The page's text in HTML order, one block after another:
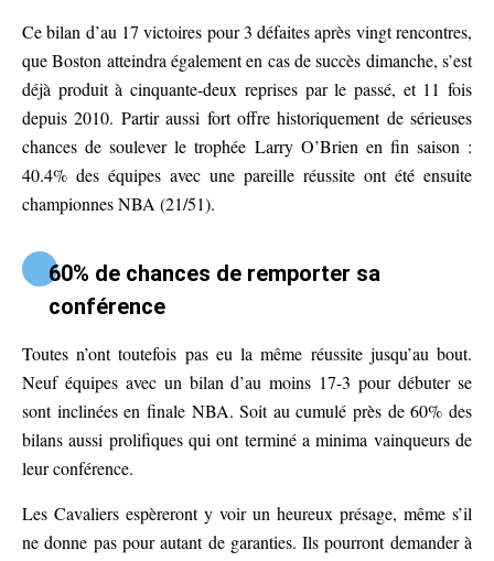
Ce bilan d’au 17 victoires pour 3 défaites après vingt rencontres,
que Boston atteindra également en cas de succès dimanche, s’est
déjà produit à cinquante-deux reprises par le passé, et 11 fois
depuis 2010. Partir aussi fort offre historiquement de sérieuses
chances de soulever le trophée Larry O’Brien en fin saison :
40.4% des équipes avec une pareille réussite ont été ensuite
championnes NBA (21/51).
60% de chances de remporter sa
conférence
Toutes n’ont toutefois pas eu la même réussite jusqu’au bout.
Neuf équipes avec un bilan d’au moins 17-3 pour débuter se
sont inclinées en finale NBA. Soit au cumulé près de 60% des
bilans aussi prolifiques qui ont terminé a minima vainqueurs de
leur conférence.
Les Cavaliers espèreront y voir un heureux présage, même s’il
ne donne pas pour autant de garanties. Ils pourront demander à